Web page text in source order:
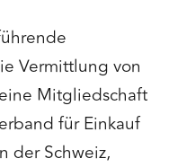
Vermittlung von
Mitgliedschaft
für Einkauf
der Schweiz,